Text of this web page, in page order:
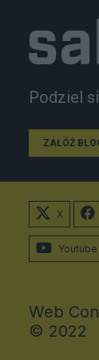
Podziel
ZAŁÓŻ
X
Youtube
Web
© 2022